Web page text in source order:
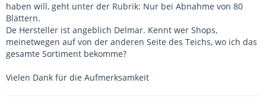
haben will, geht unter der Rubrik: Nur bei Abnahme von 80
Blättern.
De Hersteller ist angeblich Delmar. Kennt wer Shops,
meinetwegen auf von der anderen Seite des Teichs, wo ich das
gesamte Sortiment bekomme?
Vielen Dank für die Aufmerksamkeit